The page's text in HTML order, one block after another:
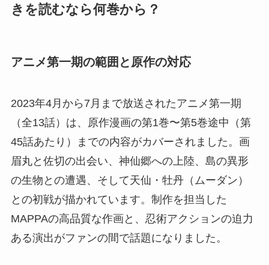
きを読むなら何巻から？
アニメ第一期の範囲と原作の対応
2023年4月から7月まで放送されたアニメ第一期
（全13話）は、原作漫画の第1巻〜第5巻途中（第
45話あたり）までの内容がカバーされました。画
眉丸と佐切の出会い、神仙郷への上陸、島の異形
の生物との遭遇、そして天仙・牡丹（ムーダン）
との初戦が描かれています。制作を担当した
MAPPAの高品質な作画と、忍術アクションの迫力
ある演出がファンの間で話題になりました。